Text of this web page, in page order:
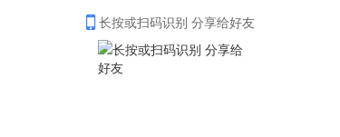
长按或扫码识别 分享给好友